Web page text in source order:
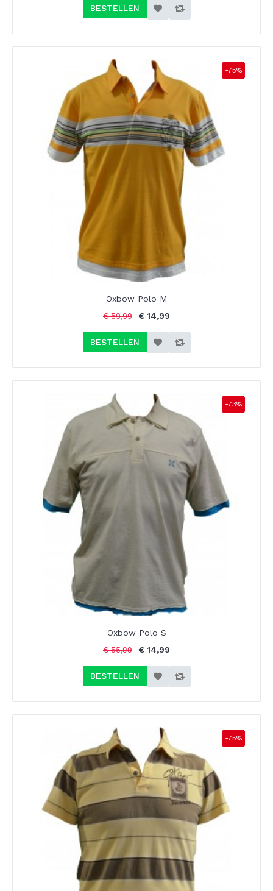
BESTELLEN
-75%
Oxbow Polo M
€ 59,99 € 14,99
BESTELLEN
-73%
Oxbow Polo S
€ 55,99 € 14,99
BESTELLEN
-75%